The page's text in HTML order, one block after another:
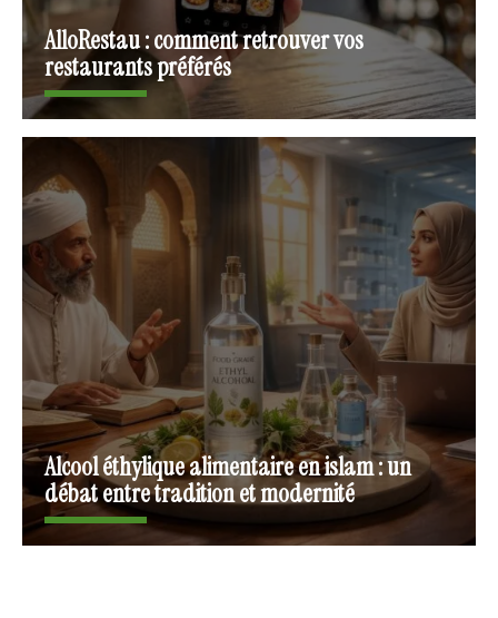
AlloRestau : comment retrouver vos
restaurants préférés
Alcool éthylique alimentaire en islam : un
débat entre tradition et modernité